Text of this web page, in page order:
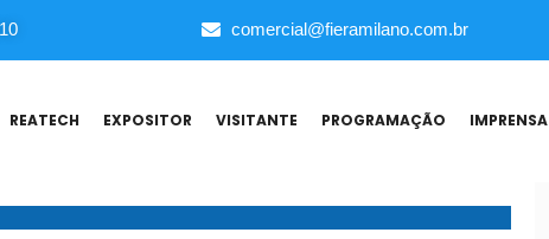
comercial@fieramilano.com.br
REATECH EXPOSITOR VISITANTE PROGRAMAÇÃO IMPRENSA